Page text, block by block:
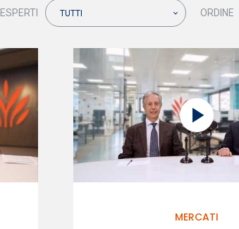
ESPERTI TUTTI ORDINE
MERCATI